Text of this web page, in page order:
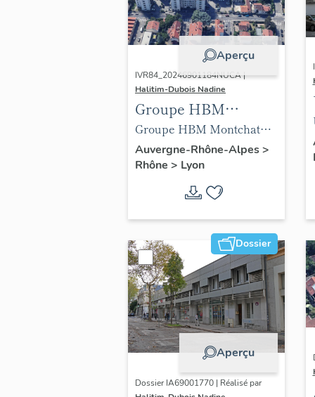
Aperçu
IVR84_20246901184NUCA |
Halitim-Dubois Nadine
Groupe HBM
Montchat Lyon 3e
(vue Google)
Groupe HBM Montchat
Lyon 3e (vue Google)
Auvergne-Rhône-Alpes>
Rhône > Lyon
Dossier
Aperçu
Dossier IA69001770 | Réalisé par